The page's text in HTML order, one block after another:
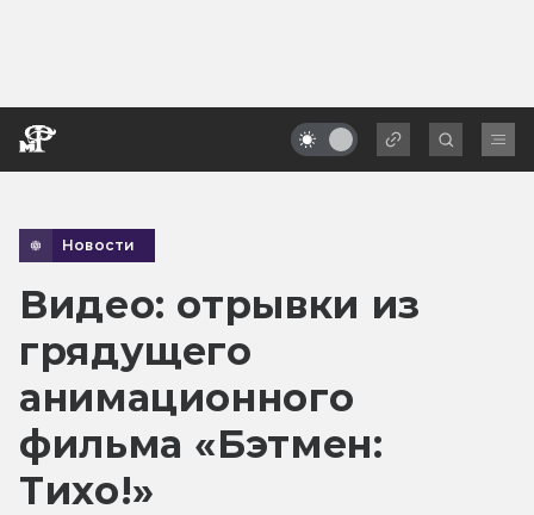
Новости
Видео: отрывки из
грядущего
анимационного
фильма «Бэтмен:
Тихо!»